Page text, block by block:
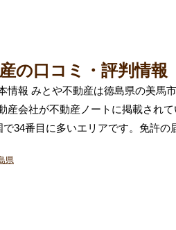
の口コミ・評判情報
情報 みとや不動産は徳島県の美馬
産会社が不動産ノートに掲載され
で34番目に多いエリアです。免許の
県